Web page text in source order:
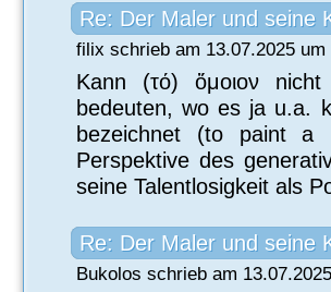
Re: Der Maler und seine
filix schrieb am 13.07.2025 um
Kann (τό) ὅμοιον
bedeuten, wo es ja u.a.
bezeichnet (to paint a
Perspektive des
seine Talentlosigkeit als
Re: Der Maler und seine
Bukolos schrieb am